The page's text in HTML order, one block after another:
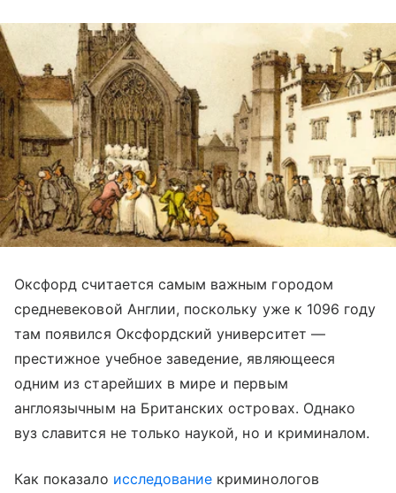
Оксфорд считается самым важным городом
средневековой Англии, поскольку уже к 1096 году
там появился Оксфордский университет —
престижное учебное заведение, являющееся
одним из старейших в мире и первым
англоязычным на Британских островах. Однако
вуз славится не только наукой, но и криминалом.
Как показало исследование криминологов